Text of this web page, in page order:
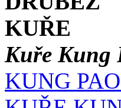
KUŘE
Kuře Kung
KUNG